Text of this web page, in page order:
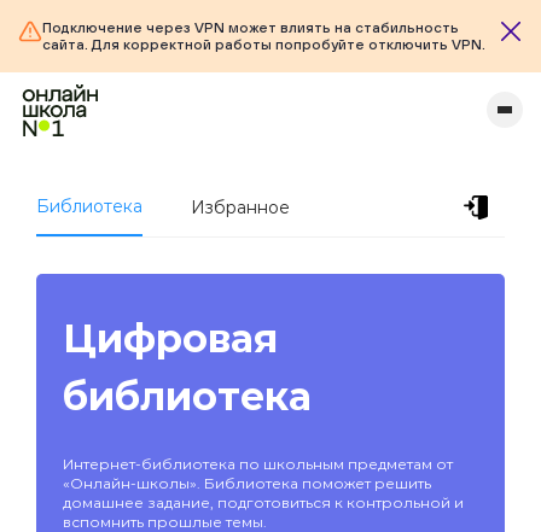
Подключение через VPN может влиять на стабильность
сайта. Для корректной работы попробуйте отключить VPN.
Библиотека Избранное
Цифровая
библиотека
Интернет-библиотека по школьным предметам от
«Онлайн-школы». Библиотека поможет решить
домашнее задание, подготовиться к контрольной и
вспомнить прошлые темы.